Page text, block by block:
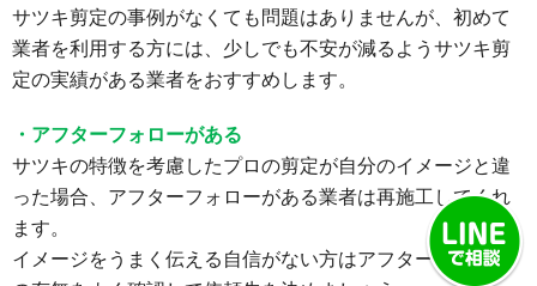
サツキ剪定の事例がなくても問題はありませんが、初めて
業者を利用する方には、少しでも不安が減るようサツキ剪
定の実績がある業者をおすすめします。
・アフターフォローがある
サツキの特徴を考慮したプロの剪定が自分のイメージと違
った場合、アフターフォローがある業者は再施工してくれ
ます。
イメージをうまく伝える自信がない方はアフターフォロー